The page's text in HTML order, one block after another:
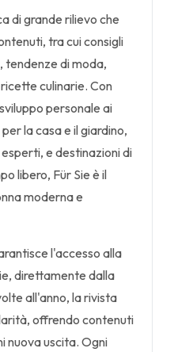
di grande rilievo che
tra cui consigli
tendenze di moda,
culinarie. Con
personale ai
la casa e il giardino,
e destinazioni di
libero, Für Sie è il
moderna e
l'accesso alla
direttamente dalla
all'anno, la rivista
offrendo contenuti
nuova uscita. Ogni